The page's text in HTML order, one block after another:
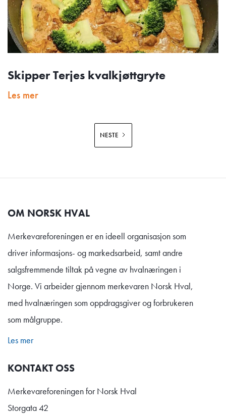
Skipper Terjes kvalkjøttgryte
Les mer
NESTE
OM NORSK HVAL
Merkevareforeningen er en ideell organisasjon som
driver informasjons- og markedsarbeid, samt andre
salgsfremmende tiltak på vegne av hvalnæringen i
Norge. Vi arbeider gjennom merkevaren Norsk Hval,
med hvalnæringen som oppdragsgiver og forbrukeren
som målgruppe.
Les mer
KONTAKT OSS
Merkevareforeningen for Norsk Hval
Storgata 42